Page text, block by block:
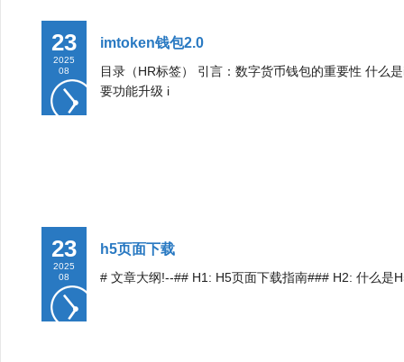
23
2025
08
imtoken钱包2.0
目录（HR标签） 引言：数字货币钱包的重要性 什么
要功能升级 i
23
2025
08
h5页面下载
# 文章大纲!--## H1: H5页面下载指南### H2: 什么是